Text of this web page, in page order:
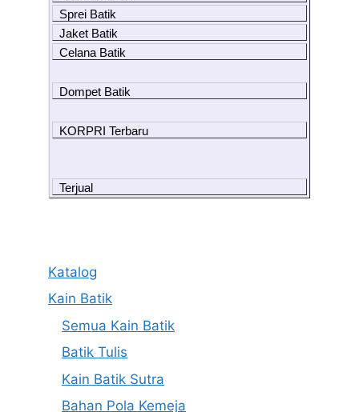
Sprei Batik
Jaket Batik
Celana Batik
Dompet Batik
KORPRI Terbaru
Terjual
Katalog
Kain Batik
Semua Kain Batik
Batik Tulis
Kain Batik Sutra
Bahan Pola Kemeja